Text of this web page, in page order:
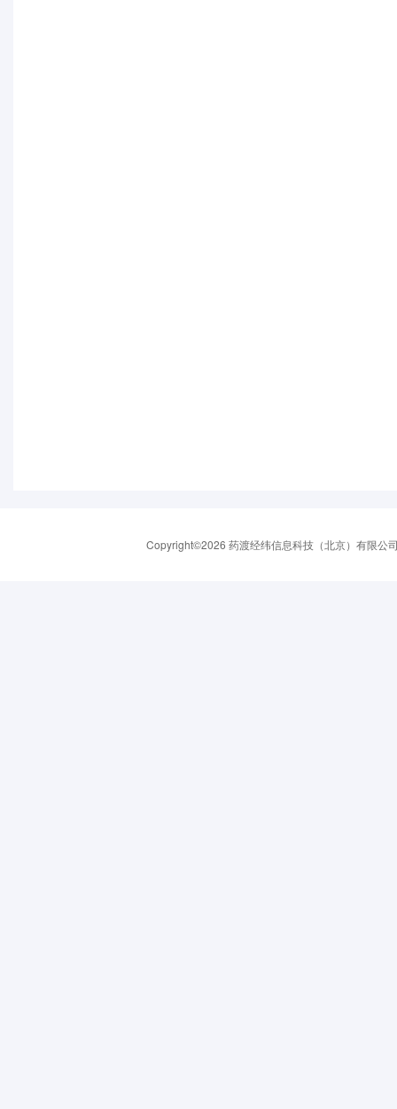
Copyright©2026 药渡经纬信息科技（北京）有限公